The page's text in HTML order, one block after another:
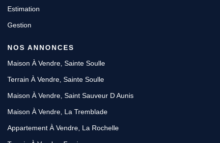
Estimation
Gestion
NOS ANNONCES
Maison À Vendre, Sainte Soulle
Terrain À Vendre, Sainte Soulle
Maison À Vendre, Saint Sauveur D Aunis
Maison À Vendre, La Tremblade
Appartement À Vendre, La Rochelle